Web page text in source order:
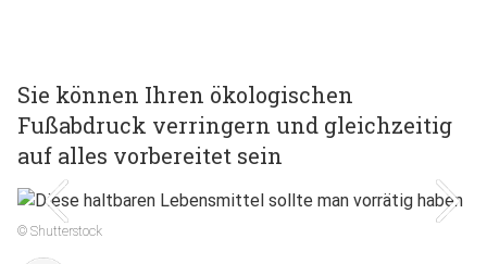
Sie können Ihren ökologischen
Fußabdruck verringern und gleichzeitig
auf alles vorbereitet sein
© Shutterstock